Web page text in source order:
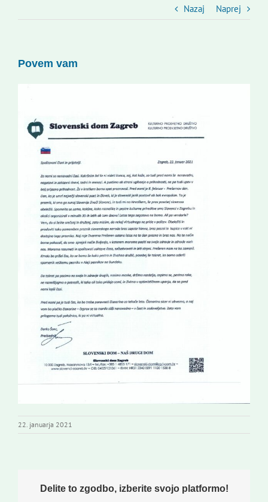
Novi odmev – naše glasilo
Založništvo
Koristne informacije
Nazaj Naprej
Povem vam
22. januarja 2021
Delite to zgodbo, izberite svojo platformo!